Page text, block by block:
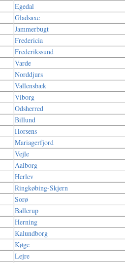
Egedal
Gladsaxe
Jammerbugt
Fredericia
Frederikssund
Varde
Norddjurs
Vallensbæk
Viborg
Odsherred
Billund
Horsens
Mariagerfjord
Vejle
Aalborg
Herlev
Ringkøbing-Skjern
Sorø
Ballerup
Herning
Kalundborg
Køge
Lejre